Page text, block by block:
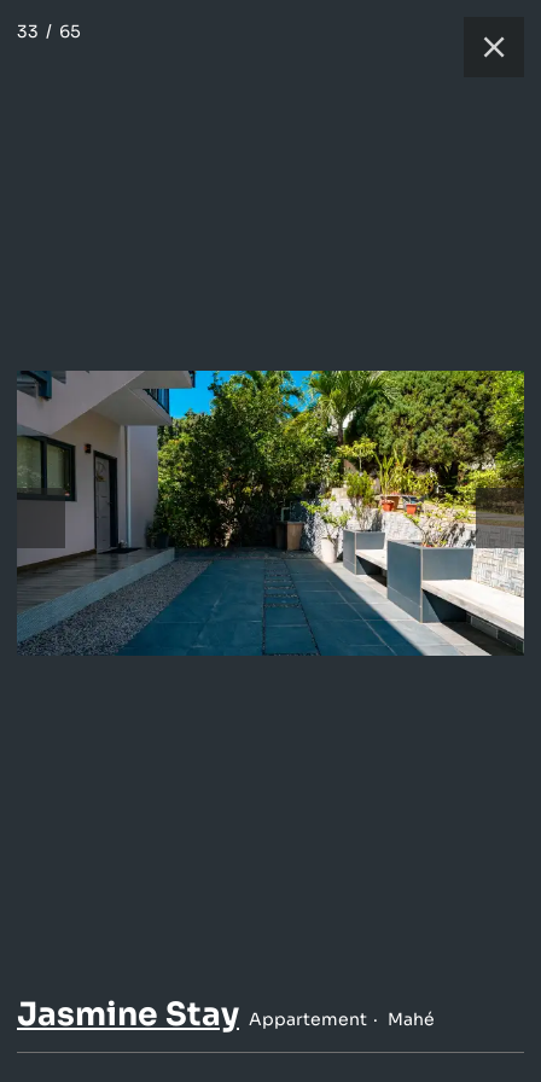
33 / 65
Jasmine Stay Appartement Mahé